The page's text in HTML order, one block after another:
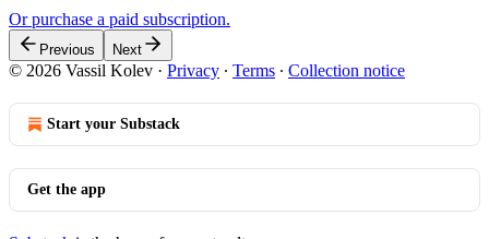
Or purchase a paid subscription.
Previous Next
© 2026 Vassil Kolev · Privacy ∙ Terms ∙ Collection notice
Start your Substack
Get the app